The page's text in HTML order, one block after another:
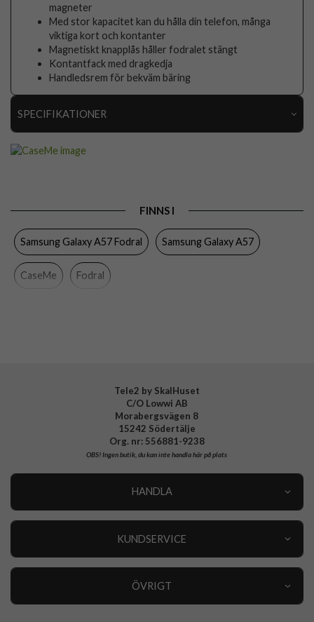
magneter
Med stor kapacitet kan du hålla din telefon, många
viktiga kort och kontanter
Magnetiskt knapplås håller fodralet stängt
Kontantfack med dragkedja
Handledsrem för bekväm bäring
SPECIFIKATIONER
Dragkedja, Handrem, Kortfack, Löstagbart skal
Färg
Material
FINNS I
Samsung Galaxy A57 Fodral Samsung Galaxy A57
CaseMe Fodral
Tele2 by SkalHuset
C/O Lowwi AB
Morabergsvägen 8
15242 Södertälje
Org. nr: 556881-9238
OBS!Ingen butik, du kan inte handla här på plats
HANDLA
KUNDSERVICE
ÖVRIGT